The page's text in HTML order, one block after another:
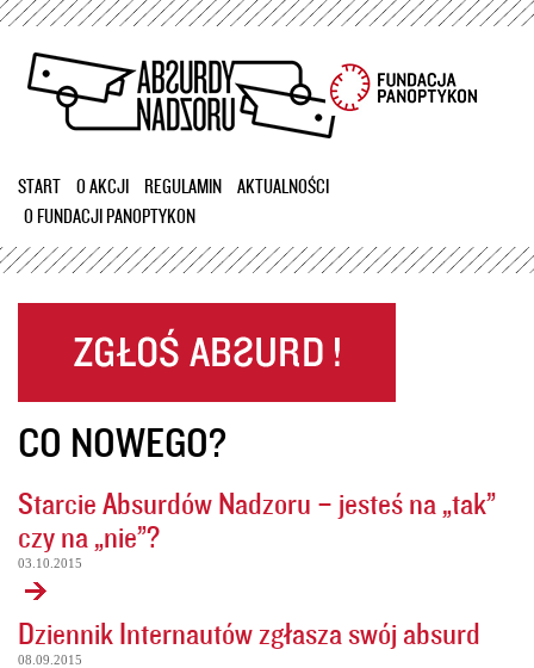
Przejdź
treści
START O AKCJI REGULAMIN
AKTUALNOŚCI
O FUNDACJI PANOPTYKON
CO NOWEGO?
Starcie Absurdów Nadzoru – jesteś na „tak”
czy na „nie”?
03.10.2015
Dziennik Internautów zgłasza swój absurd
08.09.2015